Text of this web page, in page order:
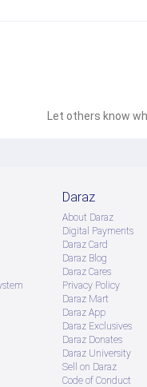
Let others know
Daraz
About Daraz
Digital Payments
Daraz Card
Daraz Blog
Daraz Cares
Privacy Policy
Daraz Mart
Daraz App
Daraz Exclusives
Daraz Donates
Daraz University
Sell on Daraz
Code of Conduct